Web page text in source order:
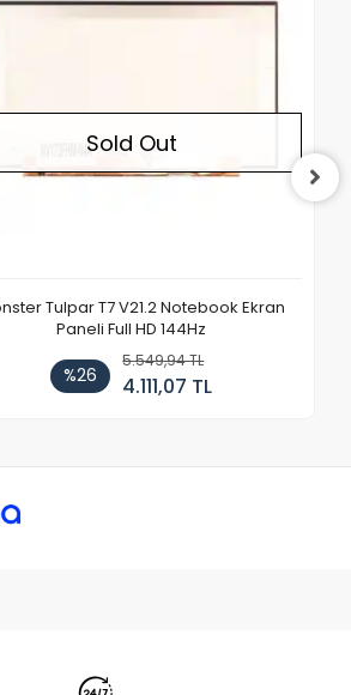
Sold Out
Tulpar T7 V21.2 Notebook Ekran
Paneli Full HD 144Hz
%26
5.549,94 TL
4.111,07 TL